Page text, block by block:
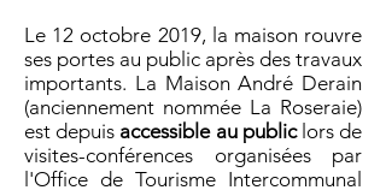
Le 12 octobre 2019, la maison rouvre
ses portes au public après des travaux
importants. La Maison André Derain
(anciennement nommée La Roseraie)
est depuis accessible au public lors de
visites-conférences organisées par
l'Office de Tourisme Intercommunal